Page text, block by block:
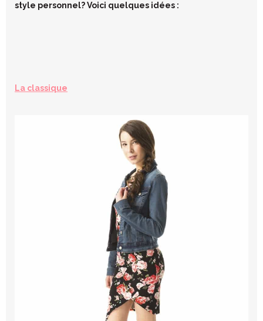
style personnel? Voici quelques idées :
La classique